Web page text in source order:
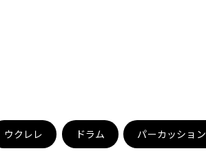
ウクレレ ドラム パーカッション